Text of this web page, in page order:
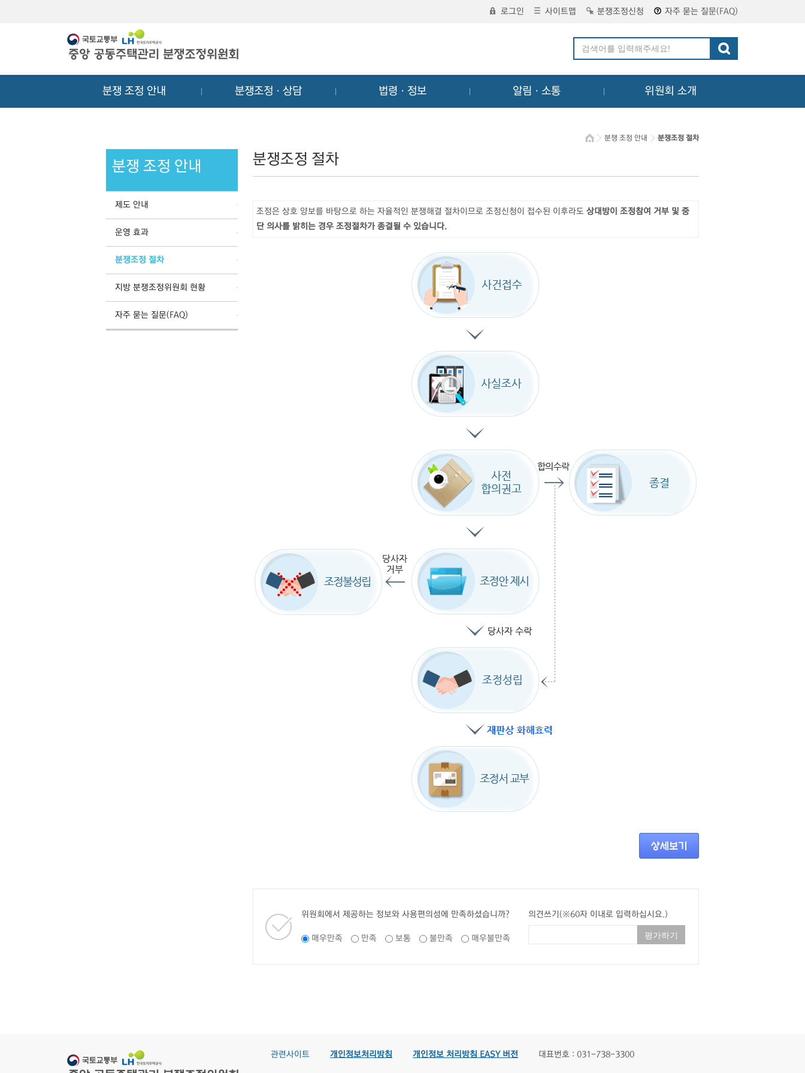
로그인 사이트맵 분쟁조정신청 자주 묻는 질문(FAQ)
분쟁 조정 안내 분쟁조정ㆍ상담 법령ㆍ정보 알림ㆍ소통 위원회 소개
분쟁 조정 안내
제도 안내
운영 효과
분쟁조정 절차
지방 분쟁조정위원회 현황
자주 묻는 질문(FAQ)
분쟁 조정 안내 분쟁조정 절차
분쟁조정 절차
조정은 상호 양보를 바탕으로 하는 자율적인 분쟁해결 절차이므로 조정신청이 접수된 이후라도 상대방이 조정참여 거부 및 중
단 의사를 밝히는 경우 조정절차가 종결될 수 있습니다.
위원회에서 제공하는 정보와 사용편의성에 만족하셨습니까?
매우만족 만족 보통 불만족 매우불만족
의견쓰기(※60자 이내로 입력하십시요.)
관련사이트 개인정보처리방침 개인정보 처리방침 EASY 버전 대표번호 : 031-738-3300